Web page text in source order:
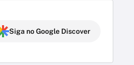
Siga no Google Discover